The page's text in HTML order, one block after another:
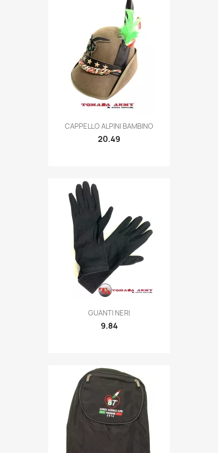
Quick view
CAPPELLO ALPINI BAMBINO
20.49
 Quick view
GUANTI NERI
9.84